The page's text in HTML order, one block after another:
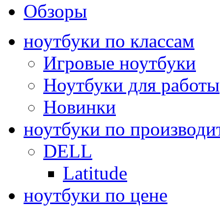
Обзоры
ноутбуки по классам
Игровые ноутбуки
Ноутбуки для работы
Новинки
ноутбуки по
DELL
Latitude
ноутбуки по цене